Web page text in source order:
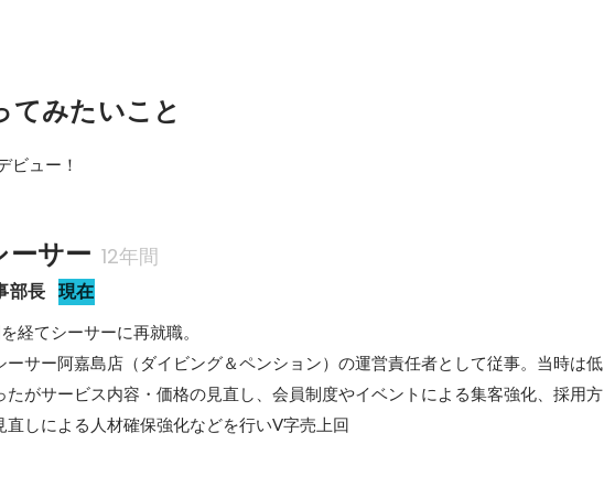
てみたいこと
ビュー！
ーサー 12年間
部長 現在
経てシーサーに再就職。
ーサー阿嘉島店（ダイビング＆ペンション）の運営責任者として従事。当時は低
たがサービス内容・価格の見直し、会員制度やイベントによる集客強化、採用方
直しによる人材確保強化などを行いV字売上回